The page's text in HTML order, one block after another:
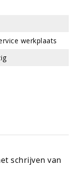
werkplaats
schrijven van